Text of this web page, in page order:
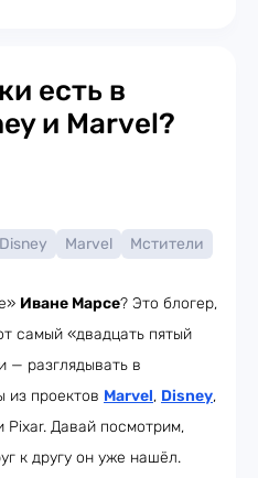
есть в
и Marvel?
Disney Marvel
Мстители
Иване Марсе? Это блогер,
самый «двадцать пятый
— разглядывать в
из проектов Marvel, Disney,
Pixar. Давай посмотрим,
к другу он уже нашёл.